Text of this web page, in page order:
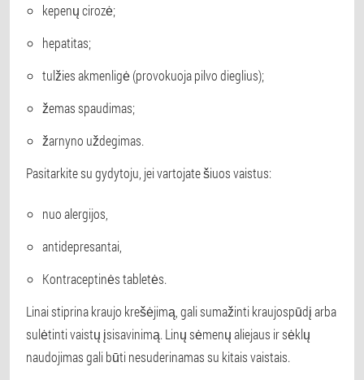
kepenų cirozė;
hepatitas;
tulžies akmenligė (provokuoja pilvo dieglius);
žemas spaudimas;
žarnyno uždegimas.
Pasitarkite su gydytoju, jei vartojate šiuos vaistus:
nuo alergijos,
antidepresantai,
Kontraceptinės tabletės.
Linai stiprina kraujo krešėjimą, gali sumažinti kraujospūdį arba
sulėtinti vaistų įsisavinimą. Linų sėmenų aliejaus ir sėklų
naudojimas gali būti nesuderinamas su kitais vaistais.